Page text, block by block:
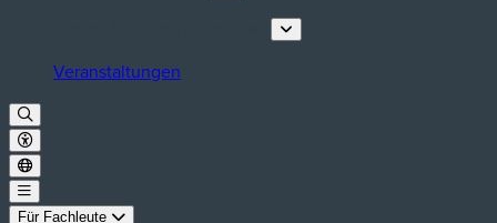
Veranstaltungen
Für Fachleute